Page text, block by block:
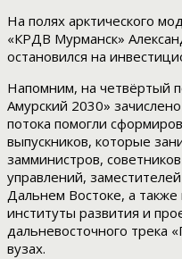
На полях арктического
«КРДВ Мурманск»
остановился на
Напомним, на четвёртый
Амурский 2030»
потока помогли
выпускников, которые
замминистров,
управлений,
Дальнем Востоке, а
институты развития и
дальневосточного трека
вузах.